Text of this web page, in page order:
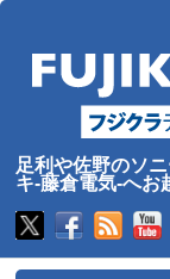
足利や佐野のソ
キ-藤倉電気-へお